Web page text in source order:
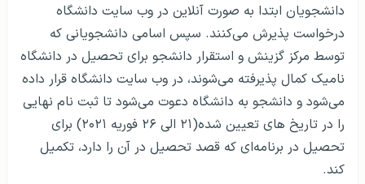
دانشجویان ابتدا به صورت آنلاین در وب سایت دانشگاه
درخواست پذیرش می‌کنند. سپس اسامی دانشجویانی که
توسط مرکز گزینش و استقرار دانشجو برای تحصیل در دانشگاه
نامیک کمال پذیرفته می‌شوند، در وب سایت دانشگاه قرار داده
می‌شود و دانشجو به دانشگاه دعوت می‌شود تا ثبت نام نهایی
را در تاریخ های تعیین شده(۲۱ الی ۲۶ فوریه ۲۰۲۱) برای
تحصیل در برنامه‌ای که قصد تحصیل در آن را دارد، تکمیل
کند.